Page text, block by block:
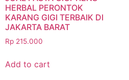
HERBAL PERONTOK
KARANG GIGI TERBAIK DI
JAKARTA BARAT
Rp 215.000
Add to cart